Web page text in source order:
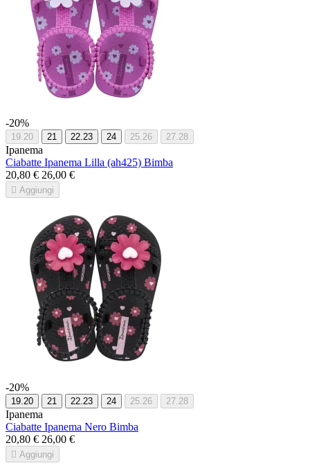
-20%
19.20 21 22.23 24 25.26 27.28
Ipanema
Ciabatte Ipanema Lilla (ah425) Bimba
20,80 € 26,00 €
 Aggiungi
-20%
19.20 21 22.23 24 25.26 27.28
Ipanema
Ciabatte Ipanema Nero Bimba
20,80 € 26,00 €
 Aggiungi